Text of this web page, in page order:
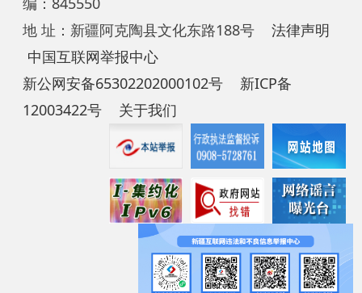
新公网安备65302202000102号
新ICP备
12003422号
关于我们